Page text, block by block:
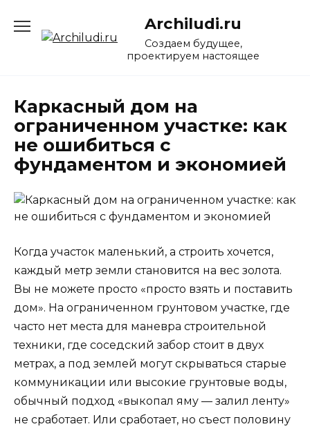
содержанию
Archiludi.ru
Создаем будущее,
проектируем настоящее
Каркасный дом на
ограниченном участке: как
не ошибиться с
фундаментом и экономией
Когда участок маленький, а строить хочется,
каждый метр земли становится на вес золота.
Вы не можете просто «просто взять и поставить
дом». На ограниченном грунтовом участке, где
часто нет места для маневра строительной
техники, где соседский забор стоит в двух
метрах, а под землей могут скрываться старые
коммуникации или высокие грунтовые воды,
обычный подход «выкопал яму — залил ленту»
не сработает. Или сработает, но съест половину